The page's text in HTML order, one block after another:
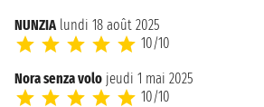
NUNZIA lundi 18 août 2025
10/10
Nora senza volo jeudi 1 mai 2025
10/10